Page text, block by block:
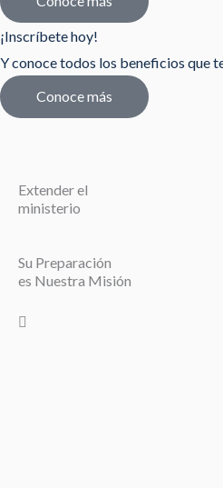
¡Inscríbete hoy!
Y conoce todos los beneficios que
Conoce más
Extender el
ministerio
Su Preparación
es Nuestra Misión